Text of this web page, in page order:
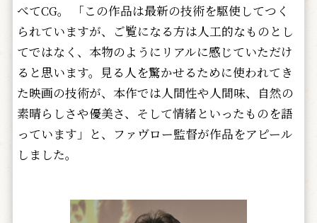
べてCG。 「この作品は最新の技術を駆使してつく
られていますが、ご覧になる方は人工的なものとし
てではなく、本物のようにリアルに感じていただけ
ると思います。見る人を驚かせるために使われてき
た映画の技術が、本作では人間性や人間味、自然の
素晴らしさや優美さ、そして情緒といったものを語
っています」と、ファヴロー監督が作品をアピール
しました。